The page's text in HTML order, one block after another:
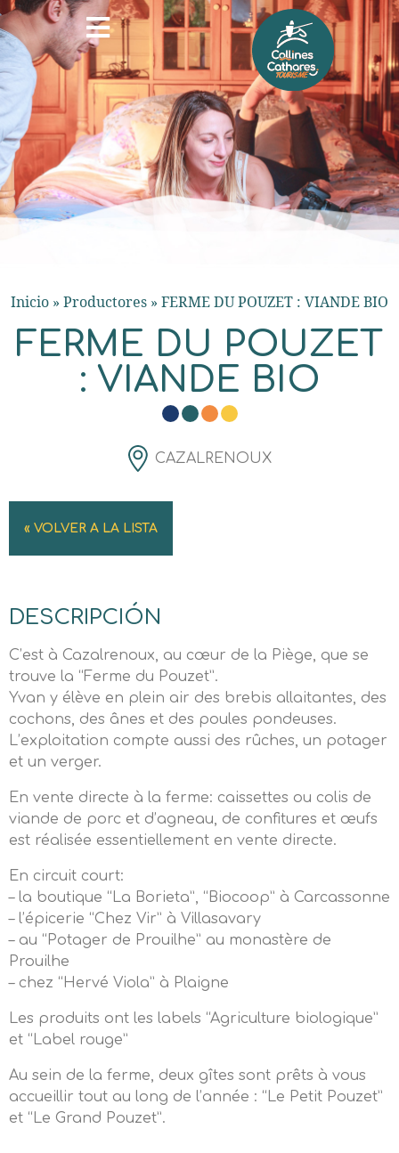
Inicio » Productores » FERME DU POUZET : VIANDE BIO
FERME DU POUZET
: VIANDE BIO
CAZALRENOUX
« VOLVER A LA LISTA
DESCRIPCIÓN
C’est à Cazalrenoux, au cœur de la Piège, que se
trouve la “Ferme du Pouzet”.
Yvan y élève en plein air des brebis allaitantes, des
cochons, des ânes et des poules pondeuses.
L’exploitation compte aussi des rûches, un potager
et un verger.
En vente directe à la ferme: caissettes ou colis de
viande de porc et d’agneau, de confitures et œufs
est réalisée essentiellement en vente directe.
En circuit court:
– la boutique “La Borieta”, “Biocoop” à Carcassonne
– l’épicerie “Chez Vir” à Villasavary
– au “Potager de Prouilhe” au monastère de
Prouilhe
– chez “Hervé Viola” à Plaigne
Les produits ont les labels “Agriculture biologique”
et “Label rouge”
Au sein de la ferme, deux gîtes sont prêts à vous
accueillir tout au long de l’année : “Le Petit Pouzet”
et “Le Grand Pouzet”.